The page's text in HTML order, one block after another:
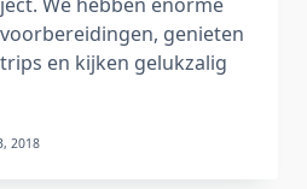
genieten
en kijken gelukzalig
2018